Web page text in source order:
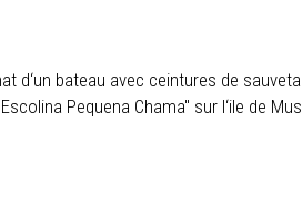
d‘un bateau avec ceintures de
Pequena Chama" sur l‘ile de